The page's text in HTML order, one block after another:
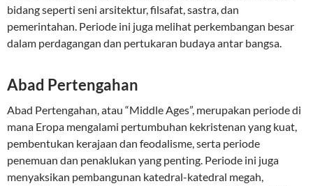
bidang seperti seni arsitektur, filsafat, sastra, dan
pemerintahan. Periode ini juga melihat perkembangan besar
dalam perdagangan dan pertukaran budaya antar bangsa.
Abad Pertengahan
Abad Pertengahan, atau “Middle Ages”, merupakan periode di
mana Eropa mengalami pertumbuhan kekristenan yang kuat,
pembentukan kerajaan dan feodalisme, serta periode
penemuan dan penaklukan yang penting. Periode ini juga
menyaksikan pembangunan katedral-katedral megah,